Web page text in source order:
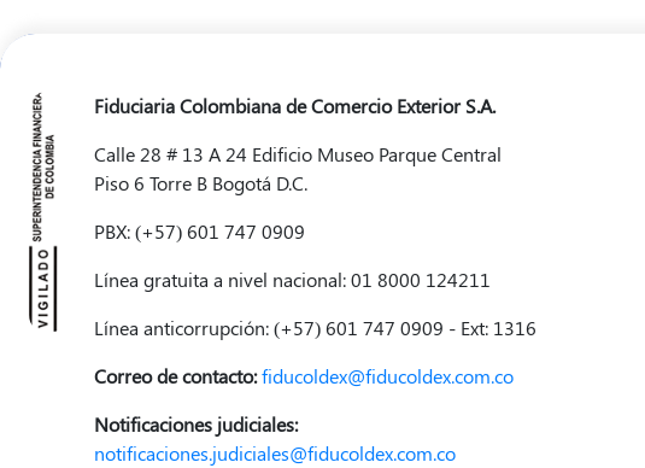
Fiduciaria Colombiana de Comercio Exterior S.A.
Calle 28 # 13 A 24 Edificio Museo Parque Central
Piso 6 Torre B Bogotá D.C.
PBX: (+57) 601 747 0909
Línea gratuita a nivel nacional: 01 8000 124211
Línea anticorrupción: (+57) 601 747 0909 - Ext: 1316
Correo de contacto:fiducoldex@fiducoldex.com.co
Notificaciones judiciales:
notificaciones.judiciales@fiducoldex.com.co